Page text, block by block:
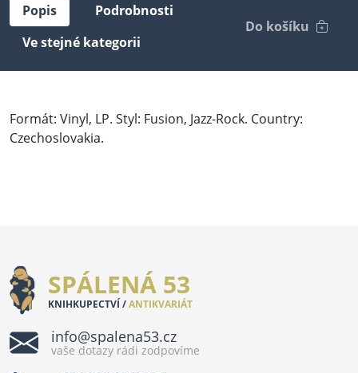
Popis
Podrobnosti
Ve stejné kategorii
Do košíku
Formát: Vinyl, LP. Styl: Fusion, Jazz-Rock. Country:
Czechoslovakia.
SPÁLENÁ 53
KNIHKUPECTVÍ /ANTIKVARIÁT
info@spalena53.cz
vaše dotazy rádi zodpovíme